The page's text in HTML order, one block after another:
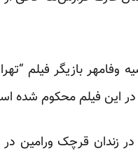
وفامهر بازیگر فیلم
در این فیلم محکوم شده
زندان قرچک ورامین